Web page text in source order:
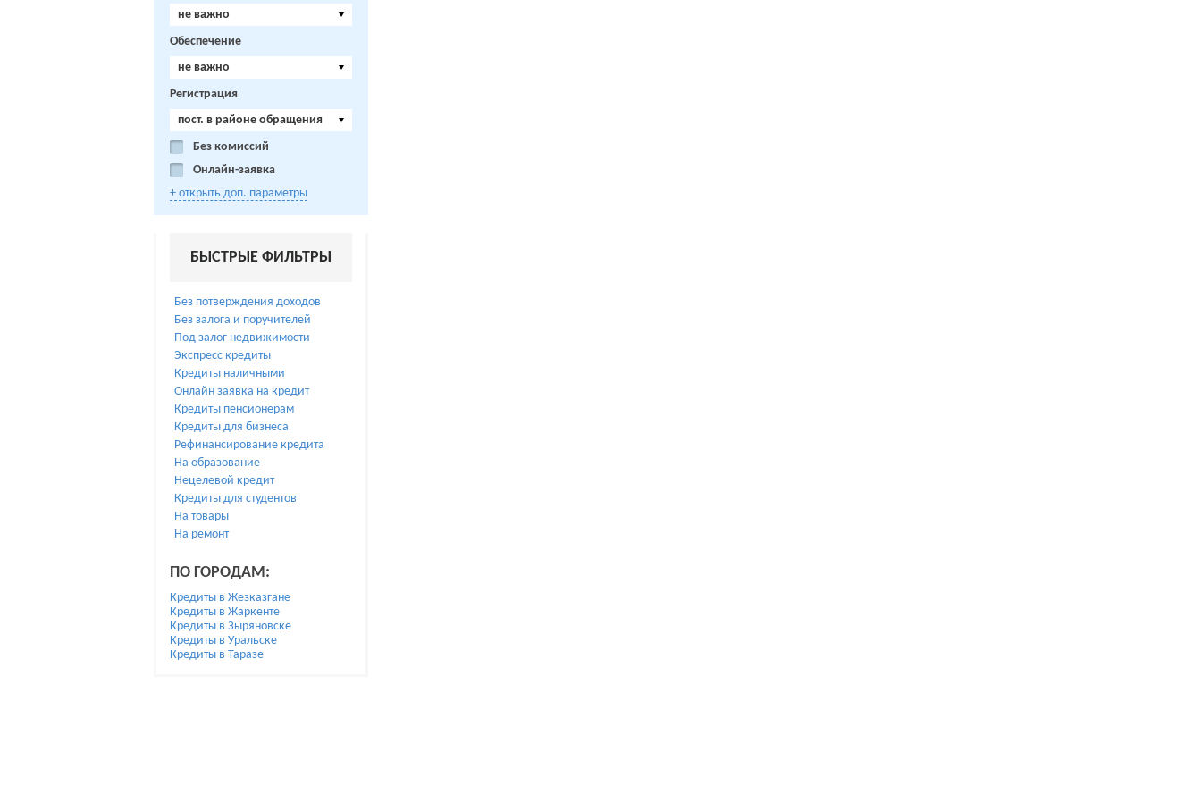
не важно
Обеспечение
не важно
Регистрация
пост. в районе обращения
Без комиссий
Онлайн-заявка
+ открыть доп. параметры
БЫСТРЫЕ ФИЛЬТРЫ
Без потверждения доходов
Без залога и поручителей
Под залог недвижимости
Экспресс кредиты
Кредиты наличными
Онлайн заявка на кредит
Кредиты пенсионерам
Кредиты для бизнеса
Рефинансирование кредита
На образование
Нецелевой кредит
Кредиты для студентов
На товары
На ремонт
ПО ГОРОДАМ:
Кредиты в Жезказгане
Кредиты в Жаркенте
Кредиты в Зыряновске
Кредиты в Уральске
Кредиты в Таразе